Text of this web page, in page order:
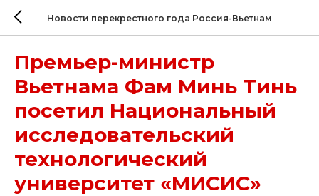
Новости перекрестного года Россия-Вьетнам
Премьер-министр
Вьетнама Фам Минь Тинь
посетил Национальный
исследовательский
технологический
университет «МИСИС»